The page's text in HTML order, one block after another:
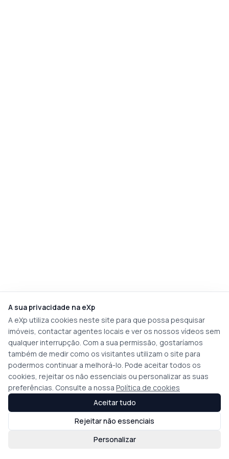
A sua privacidade na eXp
A eXp utiliza cookies neste site para que possa pesquisar
imóveis, contactar agentes locais e ver os nossos vídeos sem
qualquer interrupção. Com a sua permissão, gostaríamos
também de medir como os visitantes utilizam o site para
podermos continuar a melhorá-lo. Pode aceitar todos os
cookies, rejeitar os não essenciais ou personalizar as suas
preferências. Consulte a nossa Política de cookies
Personalizar
Rejeitar não essenciais
Aceitar tudo